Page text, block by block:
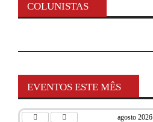
COLUNISTAS
EVENTOS ESTE MÊS
agosto 2026